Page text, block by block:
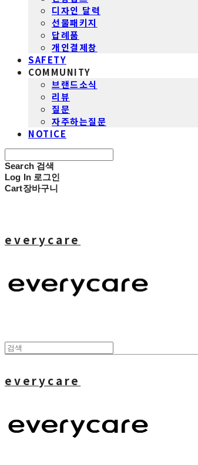
디자인 달력
선물패키지
답례품
개인결제창
SAFETY
COMMUNITY
브랜드소식
리뷰
질문
자주하는질문
NOTICE
Search 검색
Log In 로그인
Cart장바구니
everycare
everycare